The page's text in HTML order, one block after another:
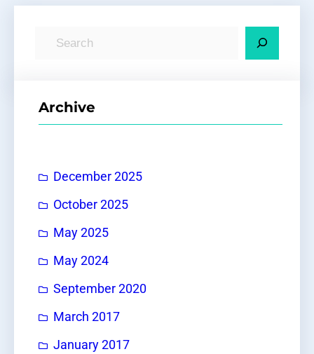
Archive
December 2025
October 2025
May 2025
May 2024
September 2020
March 2017
January 2017